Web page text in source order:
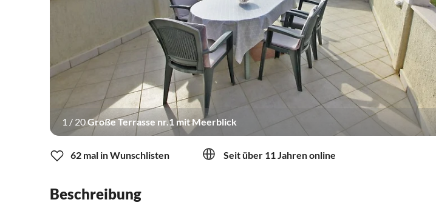
1 / 20Große Terrasse nr.1 mit Meerblick
62 mal in Wunschlisten Seit über 11 Jahren online
Beschreibung